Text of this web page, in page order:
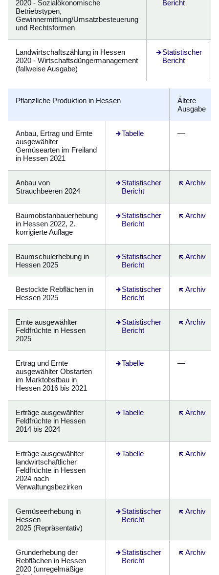
2020 - Sozialökonomische
Betriebstypen,
Gewinnermittlung/Umsatzbesteuerung
und Rechtsformen
Bericht
Landwirtschaftszählung in Hessen
2020 - Wirtschaftsdüngermanagement
(fallweise Ausgabe)
Statistischer
Bericht
Öffnet sich in
Pflanzliche Produktion in Hessen
Ältere
Ausgabe
Anbau, Ertrag und Ernte
ausgewählter
Gemüsearten im Freiland
in Hessen 2021
Tabelle
Öffnet sich in einem neuen
—
Anbau von
Strauchbeeren 2024
Statistischer
Bericht
Archiv
Öffnet sich
Baumobstanbauerhebung
in Hessen 2022, 2.
korrigierte Auflage
Statistischer
Bericht
Öffnet sich in einem neuen
Archiv
Öffnet sich
Baumschulerhebung in
Hessen 2025
Statistischer
Bericht
Öffnet sich in einem neuen
Archiv
Öffnet sich
Bestockte Rebflächen in
Hessen 2025
Statistischer
Bericht
Archiv
Öffnet sich
Ernte ausgewählter
Feldfrüchte in Hessen
2025
Statistischer
Bericht
Archiv
Öffnet sich
Ertrag und Ernte
ausgewählter Obstarten
im Marktobstbau in
Hessen 2016 bis 2021
Tabelle
Öffnet sich in einem neuen
—
Erträge ausgewählter
Feldfrüchte in Hessen
2014 bis 2024
Tabelle
Öffnet sich in einem neuen
Archiv
Öffnet sich
Erträge ausgewählter
landwirtschaftlicher
Feldfrüchte in Hessen
2024 nach
Verwaltungsbezirken
Tabelle
Öffnet sich in einem neuen
Archiv
Öffnet sich
Gemüseerhebung in
Hessen
2025 (Repräsentativ)
Statistischer
Bericht
Öffnet sich in einem neuen
Archiv
Öffnet sich
Grunderhebung der
Rebflächen in Hessen
2020 (unregelmäßige
Statistischer
Bericht
Archiv
Öffnet sich